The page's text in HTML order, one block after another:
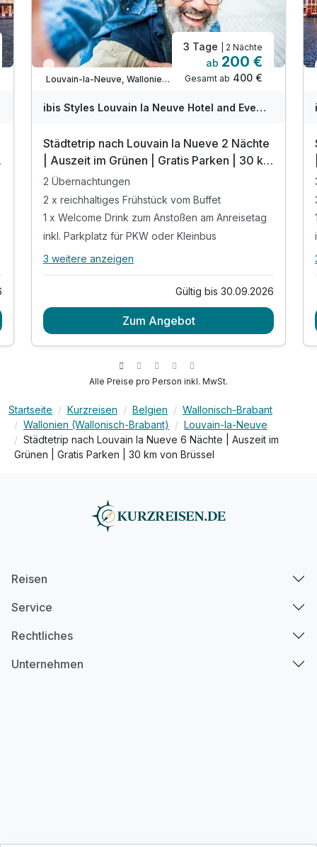
Aktuell ausgebucht
Louvain-la-Neuve, Wallonien (Wallonisch-Brabant)
3 Tage | 2 Nächte
ab 200 €
Gesamt ab 400 €
ibis Styles Louvain la Neuve Hotel and Events
Städtetrip nach Louvain la Nueve 2 Nächte
| Auszeit im Grünen | Gratis Parken | 30 km
von Brüssel
2 Übernachtungen
2 x reichhaltiges Frühstück vom Buffet
1 x Welcome Drink zum Anstoßen am Anreisetag
inkl. Parkplatz für PKW oder Kleinbus
Alle Inklusivleistungen
2 x reichhaltiges Frühstück vom Buffet
inkl. Nutzung des Fitness- und Saunabereiches
inkl. Stadtplan und Informationsmaterial
3 weitere anzeigen
Gültig bis 30.09.2026
Zum Angebot
Alle Preise pro Person inkl. MwSt.
Startseite Kurzreisen Belgien
Wallonisch-Brabant
Wallonien (Wallonisch-Brabant)
Louvain-la-Neuve
Städtetrip nach Louvain la Nueve 6 Nächte | Auszeit im
Grünen | Gratis Parken | 30 km von Brüssel
Reisen
Service
Rechtliches
Unternehmen